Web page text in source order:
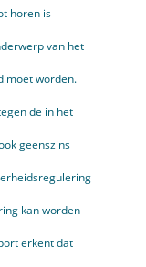
horen is
van het
moet worden.
de in het
geenszins
kan worden
erkent dat